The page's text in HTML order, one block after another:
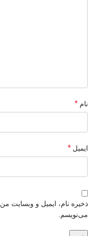
نام *
ایمیل *
ذخیره نام، ایمیل و وبسایت
می‌نویسم.